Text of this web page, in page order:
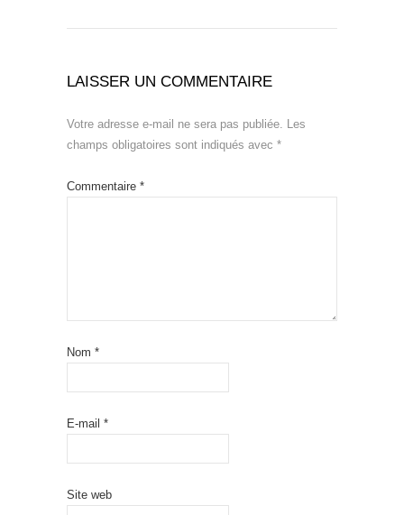
LAISSER UN COMMENTAIRE
Votre adresse e-mail ne sera pas publiée.
Les
champs obligatoires sont indiqués avec *
Commentaire *
Nom *
E-mail *
Site web